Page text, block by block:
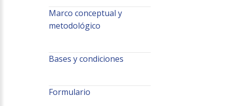
Marco conceptual y
metodológico
Bases y condiciones
Formulario